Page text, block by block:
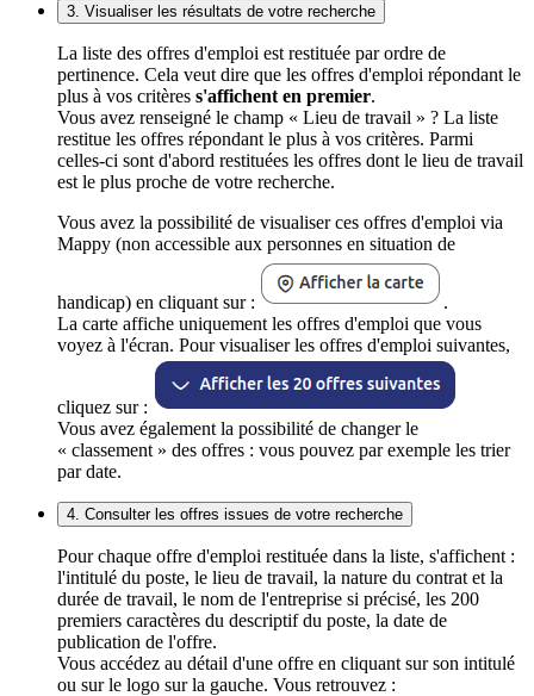
3. Visualiser les résultats de votre recherche
La liste des offres d'emploi est restituée par ordre de
pertinence. Cela veut dire que les offres d'emploi répondant le
plus à vos critères s'affichent en premier.
Vous avez renseigné le champ « Lieu de travail » ? La liste
restitue les offres répondant le plus à vos critères. Parmi
celles-ci sont d'abord restituées les offres dont le lieu de travail
est le plus proche de votre recherche.
Vous avez la possibilité de visualiser ces offres d'emploi via
Mappy (non accessible aux personnes en situation de
handicap) en cliquant sur :
.
La carte affiche uniquement les offres d'emploi que vous
voyez à l'écran. Pour visualiser les offres d'emploi suivantes,
cliquez sur :
Vous avez également la possibilité de changer le
« classement » des offres : vous pouvez par exemple les trier
par date.
4. Consulter les offres issues de votre recherche
Pour chaque offre d'emploi restituée dans la liste, s'affichent :
l'intitulé du poste, le lieu de travail, la nature du contrat et la
durée de travail, le nom de l'entreprise si précisé, les 200
premiers caractères du descriptif du poste, la date de
publication de l'offre.
Vous accédez au détail d'une offre en cliquant sur son intitulé
ou sur le logo sur la gauche. Vous retrouvez :